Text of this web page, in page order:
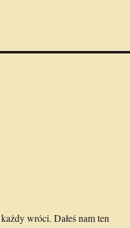
wróci. Dałeś nam ten